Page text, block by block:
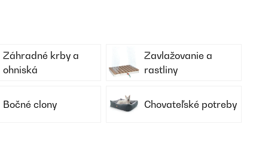
Záhradné krby a
ohniská
Zavlažovanie a
rastliny
Bočné clony Chovateľské potreby